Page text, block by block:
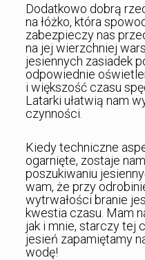
Dodatkowo dobrą
na łóżko, która
zabezpieczy nas
na jej wierzchniej
jesiennych zasiadek
odpowiednie
i większość czasu
Latarki ułatwią nam
czynności.
Kiedy techniczne
ogarnięte, zostaje
poszukiwaniu
wam, że przy
wytrwałości branie
kwestia czasu. Mam
jak i mnie, starczy tej
jesień zapamiętamy
wodę!